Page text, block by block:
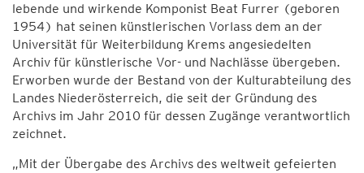
lebende und wirkende Komponist Beat Furrer (geboren
1954) hat seinen künstlerischen Vorlass dem an der
Universität für Weiterbildung Krems angesiedelten
Archiv für künstlerische Vor- und Nachlässe übergeben.
Erworben wurde der Bestand von der Kulturabteilung des
Landes Niederösterreich, die seit der Gründung des
Archivs im Jahr 2010 für dessen Zugänge verantwortlich
zeichnet.
„Mit der Übergabe des Archivs des weltweit gefeierten